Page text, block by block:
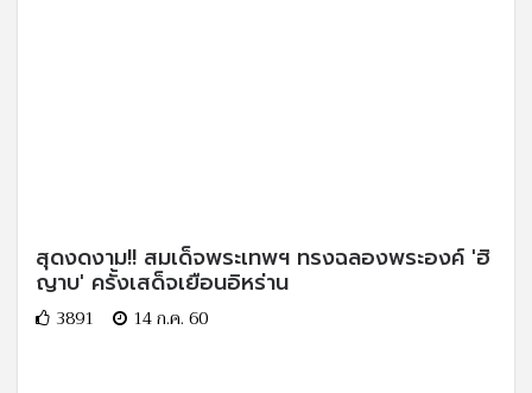
สุดงดงาม!! สมเด็จพระเทพฯ ทรงฉลองพระองค์ 'ฮิ
ญาบ' ครั้งเสด็จเยือนอิหร่าน
3891 14 ก.ค. 60